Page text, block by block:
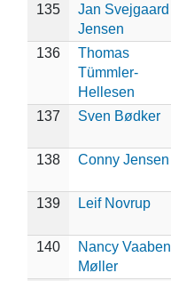
135
Jan Svejgaard
Jensen
136
Thomas
Tümmler-
Hellesen
137 Sven Bødker
138 Conny Jensen
139 Leif Novrup
140
Nancy Vaaben
Møller